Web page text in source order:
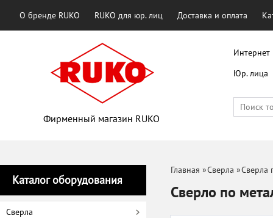
О бренде RUKO RUKO для юр. лиц Доставка и оплата
Фирменный магазин RUKO
Интернет
Юр. лица
Каталог оборудования
Сверла
Главная »Сверла »Сверла
Сверло по